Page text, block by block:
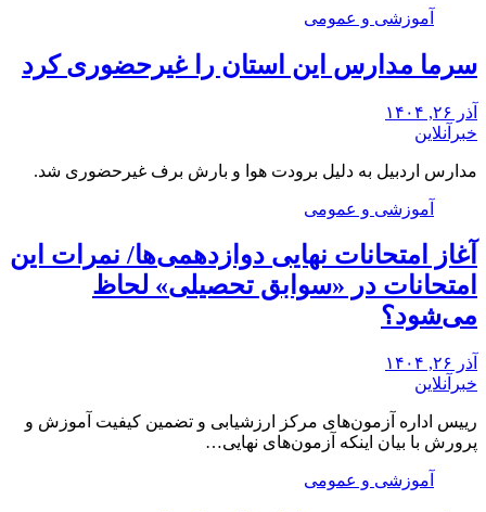
آموزشی و عمومی
سرما مدارس این استان را غیرحضوری کرد
آذر ۲۶, ۱۴۰۴
خبرآنلاین
مدارس اردبیل به دلیل برودت هوا و بارش برف غیرحضوری شد.
آموزشی و عمومی
آغاز امتحانات نهایی دوازدهمی‌ها/ نمرات این
امتحانات در «سوابق تحصیلی» لحاظ
می‌شود؟
آذر ۲۶, ۱۴۰۴
خبرآنلاین
رییس اداره آزمون‌های مرکز ارزشیابی و تضمین کیفیت آموزش و
پرورش با بیان اینکه آزمون‌های نهایی…
آموزشی و عمومی